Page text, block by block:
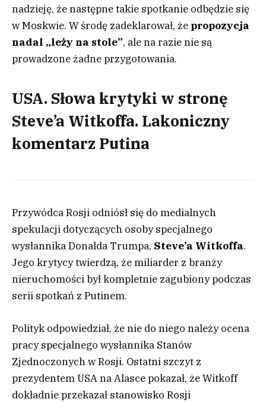
nadzieję, że następne takie spotkanie odbędzie się
w Moskwie. W środę zadeklarował, że propozycja
nadal „leży na stole”, ale na razie nie są
prowadzone żadne przygotowania.
USA. Słowa krytyki w stronę
Steve’a Witkoffa. Lakoniczny
komentarz Putina
Przywódca Rosji odniósł się do medialnych
spekulacji dotyczących osoby specjalnego
wysłannika Donalda Trumpa, Steve’a Witkoffa.
Jego krytycy twierdzą, że miliarder z branży
nieruchomości był kompletnie zagubiony podczas
serii spotkań z Putinem.
Polityk odpowiedział, że nie do niego należy ocena
pracy specjalnego wysłannika Stanów
Zjednoczonych w Rosji. Ostatni szczyt z
prezydentem USA na Alasce pokazał, że Witkoff
dokładnie przekazał stanowisko Rosji